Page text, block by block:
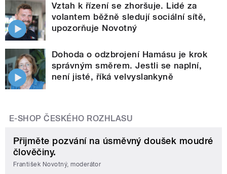
Vztah k řízení se zhoršuje. Lidé za
volantem běžně sledují sociální sítě,
upozorňuje Novotný
Dohoda o odzbrojení Hamásu je krok
správným směrem. Jestli se naplní,
není jisté, říká velvyslankyně
E-SHOP ČESKÉHO ROZHLASU
Přijměte pozvání na úsměvný doušek moudré
člověčiny.
František Novotný, moderátor